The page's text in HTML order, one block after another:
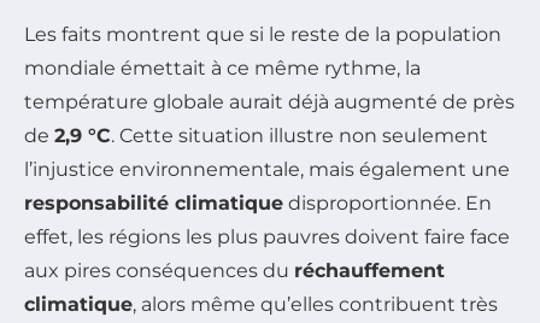
Les faits montrent que si le reste de la population
mondiale émettait à ce même rythme, la
température globale aurait déjà augmenté de près
de 2,9 °C. Cette situation illustre non seulement
l’injustice environnementale, mais également une
responsabilité climatique disproportionnée. En
effet, les régions les plus pauvres doivent faire face
aux pires conséquences du réchauffement
climatique, alors même qu’elles contribuent très